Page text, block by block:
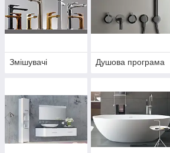
Змішувачі Душова програма